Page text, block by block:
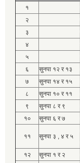
१
२
३
४
५
६
सुनपा १२ र १३
७
सुनपा १४ र १५
८
सुनपा १० र ११
९
सुनपा ८ र ९
१०
सुनपा ६ र ७
११ सुनपा ३ , ४ र ५
१२
सुनपा १ र २